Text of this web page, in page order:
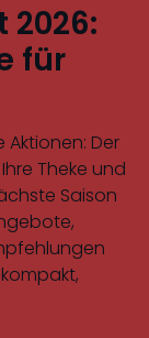
2026:
für
Der
Theke und
Saison